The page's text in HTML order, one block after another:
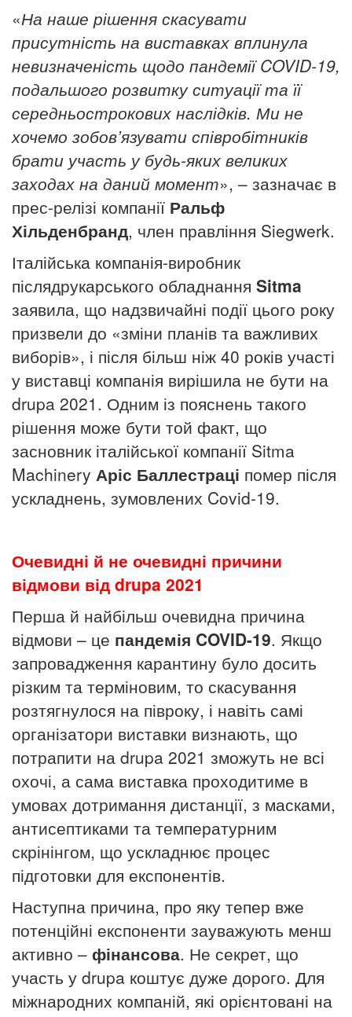
«На наше рішення скасувати
присутність на виставках вплинула
невизначеність щодо пандемії COVID-19,
подальшого розвитку ситуації та її
середньострокових наслідків. Ми не
хочемо зобов’язувати співробітників
брати участь у будь-яких великих
заходах на даний момент», – зазначає в
прес-релізі компанії Ральф
Хільденбранд, член правління Siegwerk.
Італійська компанія-виробник
післядрукарського обладнання Sitma
заявила, що надзвичайні події цього року
призвели до «зміни планів та важливих
виборів», і після більш ніж 40 років участі
у виставці компанія вирішила не бути на
drupa 2021. Одним із пояснень такого
рішення може бути той факт, що
засновник італійської компанії Sitma
Machinery Аріс Баллестраці помер після
ускладнень, зумовлених Covid-19.
Очевидні й не очевидні причини
відмови від drupa 2021
Перша й найбільш очевидна причина
відмови – це пандемія COVID-19. Якщо
запровадження карантину було досить
різким та терміновим, то скасування
розтягнулося на півроку, і навіть самі
організатори виставки визнають, що
потрапити на drupa 2021 зможуть не всі
охочі, а сама виставка проходитиме в
умовах дотримання дистанції, з масками,
антисептиками та температурним
скрінінгом, що ускладнює процес
підготовки для експонентів.
Наступна причина, про яку тепер вже
потенційні експоненти зауважують менш
активно – фінансова. Не секрет, що
участь у drupa коштує дуже дорого. Для
міжнародних компаній, які орієнтовані на